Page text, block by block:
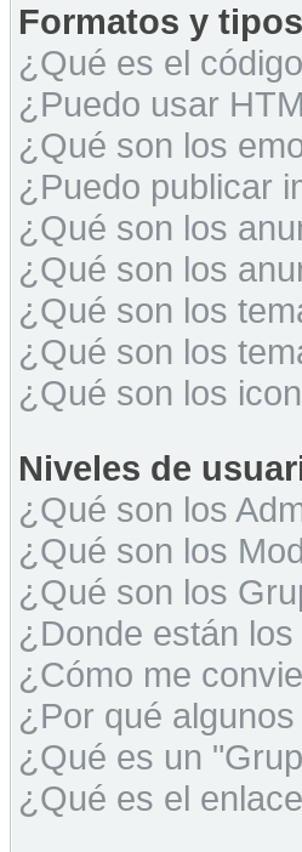
Formatos y
¿Qué es el
¿Puedo usar
¿Qué son los
¿Puedo publicar
¿Qué son los
¿Qué son los
¿Qué son los
¿Qué son los
¿Qué son los
Niveles de
¿Qué son los
¿Qué son los
¿Qué son los
¿Donde están
¿Cómo me
¿Por qué
¿Qué es un
¿Qué es el